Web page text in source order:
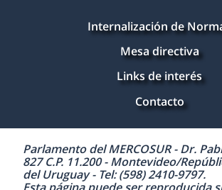
Internalización de
Mesa directiva
Links de interés
Contacto
Parlamento del MERCOSUR - Dr.
827 C.P. 11.200 - Montevideo/
del Uruguay - Tel: (598) 2410-9797.